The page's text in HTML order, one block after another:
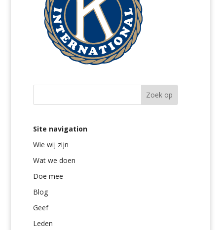
Site navigation
Wie wij zijn
Wat we doen
Doe mee
Blog
Geef
Leden